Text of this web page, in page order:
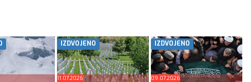
IZDVOJENO
11.07.2026
IZDVOJENO
09.07.2026